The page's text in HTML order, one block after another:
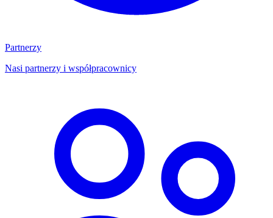
Partnerzy
Nasi partnerzy i współpracownicy